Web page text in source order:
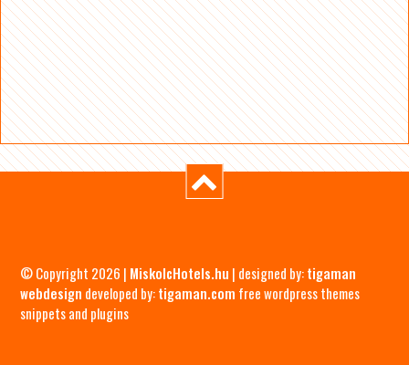
© Copyright 2026 | MiskolcHotels.hu | designed by:tigaman
webdesign developed by:tigaman.com free wordpress themes
snippets and plugins